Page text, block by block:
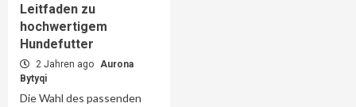
Leitfaden zu
hochwertigem
Hundefutter
2 Jahren ago Aurona
Bytyqi
Die Wahl des passenden